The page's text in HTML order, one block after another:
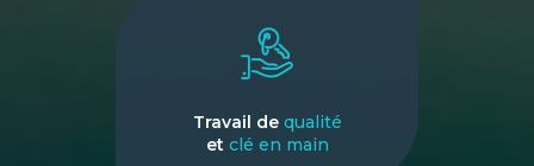
Travail de qualité
et clé en main